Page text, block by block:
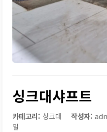
싱크대샤프트
카테고리: 싱크대 작성자:
일